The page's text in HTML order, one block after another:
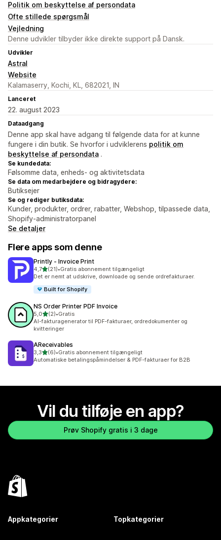
Politik om beskyttelse af persondata
Ofte stillede spørgsmål
Vejledning
Denne udvikler tilbyder ikke direkte support på Dansk.
Udvikler
Astral
Website
Kalamaserry, Kochi, KL, 682021, IN
Lanceret
22. august 2023
Dataadgang
Denne app skal have adgang til følgende data for at kunne
fungere i din butik. Se hvorfor i udviklerens politik om
beskyttelse af persondata .
Se kundedata:
Følsomme data, enheds- og aktivitetsdata
Se data om medarbejdere og bidragydere:
Butiksejer
Se og rediger butiksdata:
Kunder, produkter, ordrer, rabatter, Webshop, tilpassede data,
Shopify-administratorpanel
Se detaljer
Flere apps som denne
Printly ‑ Invoice Print
4,7ud af 5 stjerner
(21)
21 anmeldelser i alt
•Gratis abonnement tilgængeligt
Det er nemt at udskrive, downloade og sende ordrefakturaer.
Built for Shopify
NS Order Printer PDF Invoice
5,0ud af 5 stjerner
(2)
2 anmeldelser i alt
•Gratis
AI-fakturagenerator til PDF-fakturaer, ordredokumenter og
kvitteringer
AReceivables
3,3ud af 5 stjerner
(6)
6 anmeldelser i alt
•Gratis abonnement tilgængeligt
Automatiske betalingspåmindelser & PDF-fakturaer for B2B
Vil du tilføje en app?
Prøv Shopify gratis i 3 dage
Appkategorier Topkategorier